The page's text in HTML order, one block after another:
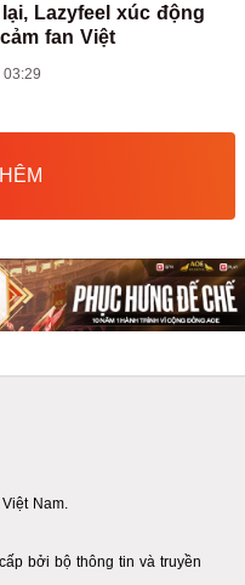
Lazyfeel xúc động
fan Việt
03:29
Nam.
bởi bộ thông tin và truyền